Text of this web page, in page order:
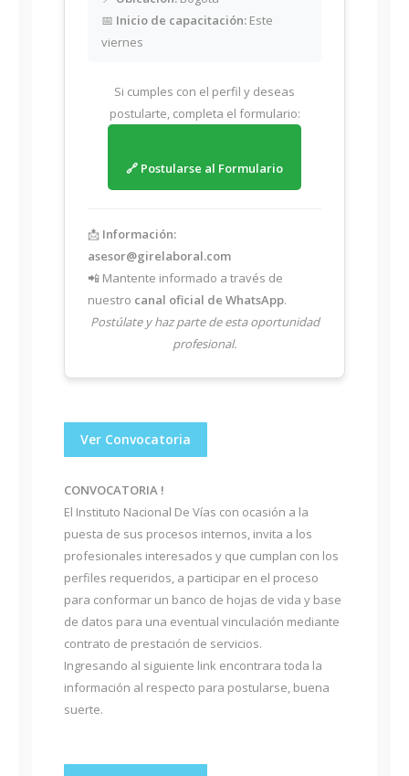
📅 Inicio de capacitación: Este
viernes
Si cumples con el perfil y deseas
postularte, completa el formulario:
🔗 Postularse al Formulario
📩 Información:
asesor@girelaboral.com
📲 Mantente informado a través de
nuestro canal oficial de WhatsApp.
Postúlate y haz parte de esta oportunidad
profesional.
Ver Convocatoria
CONVOCATORIA !
El Instituto Nacional De Vías con ocasión a la
puesta de sus procesos internos, invita a los
profesionales interesados y que cumplan con los
perfiles requeridos, a participar en el proceso
para conformar un banco de hojas de vida y base
de datos para una eventual vinculación mediante
contrato de prestación de servicios.
Ingresando al siguiente link encontrara toda la
información al respecto para postularse, buena
suerte.